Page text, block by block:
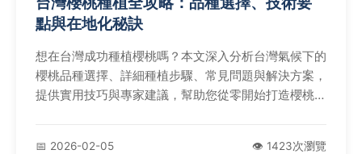
點與在地化秘訣
想在台灣成功種植櫻桃嗎？本文深入分析台灣氣候下的
櫻桃品種選擇、詳細種植步驟、常見問題與解決方案，
提供實用技巧與專家建議，幫助您從零開始打造櫻桃果
📅 2026-02-05 👁️ 1423次瀏覽